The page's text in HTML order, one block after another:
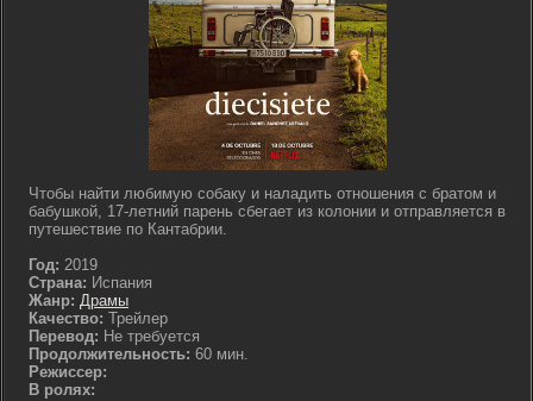
Чтобы найти любимую собаку и наладить отношения с братом и
бабушкой, 17-летний парень сбегает из колонии и отправляется в
путешествие по Кантабрии.
Год: 2019
Страна: Испания
Жанр: Драмы
Качество: Трейлер
Перевод: Не требуется
Продолжительность: 60 мин.
Режиссер:
В ролях: